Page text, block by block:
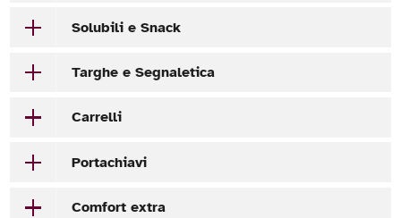
Solubili e Snack
Targhe e Segnaletica
Carrelli
Portachiavi
Comfort extra